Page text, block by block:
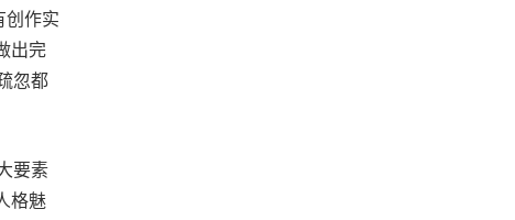
创作实
出完
忽都
要素
格魅